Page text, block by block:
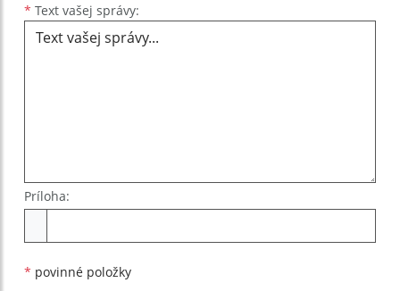
* Text vašej správy:
Príloha:
* povinné položky